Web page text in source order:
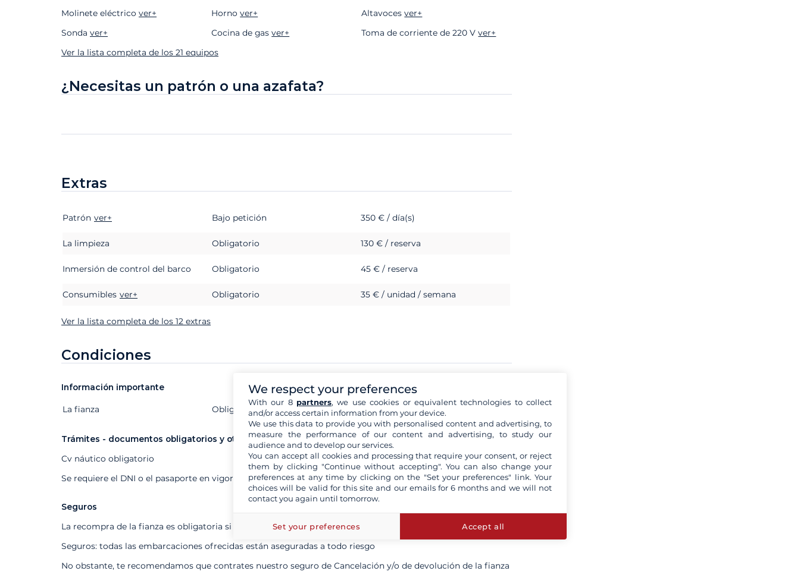
Molinete eléctrico ver+
Sonda ver+
Hornover+
Cocina de gasver+
Altavocesver+
Toma de corriente de 220 Vver+
Ver la lista completa de los 21 equipos
¿Necesitas un patrón o una azafata?
Extras
Extras Estado
Patrón ver+ Bajo petición 350 € / día(s)
La limpieza Obligatorio 130 € / reserva
Inmersión de control del barco Obligatorio 45 € / reserva
Consumibles ver+ Obligatorio 35 € / unidad / semana
Ver la lista completa de los 12 extras
Condiciones
Información importante
Extras Estado
La fianza Obligatorio 3 500 €
Trámites - documentos obligatorios y otros
Cv náutico obligatorio
Se requiere el DNI o el pasaporte en vigor
Seguros
La recompra de la fianza es obligatoria si contrata un patrón profesional
Seguros: todas las embarcaciones ofrecidas están aseguradas a todo riesgo
No obstante, te recomendamos que contrates nuestro seguro de Cancelación y/o de devolución de la fianza
We respect your preferences
With our 8 partners, we use cookies or equivalent technologies to collect
and/or access certain information from your device.
We use this data to provide you with personalised content and advertising, to
measure the performance of our content and advertising, to study our
audience and to develop our services.
You can accept all cookies and processing that require your consent, or reject
them by clicking "Continue without accepting". You can also change your
preferences at any time by clicking on the "Set your preferences" link. Your
choices will be valid for this site and our emails for 6 months and we will not
contact you again until tomorrow.
Set your preferences Accept all